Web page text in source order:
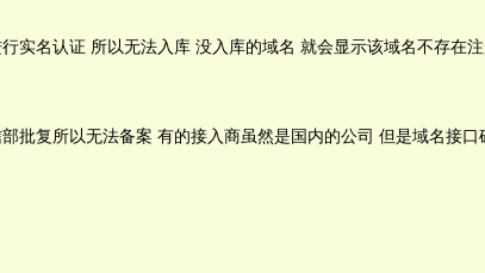
实名认证 所以无法入库 没入库的域名 就会显示该域名不存在
批复所以无法备案 有的接入商虽然是国内的公司 但是域名接